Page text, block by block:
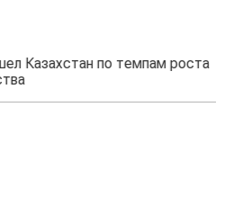
по темпам роста